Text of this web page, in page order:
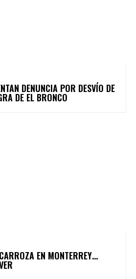
DENUNCIA POR DESVÍO DE
DE EL BRONCO
EN MONTERREY…